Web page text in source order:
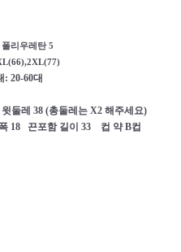
리우레탄 5
: 20-60대
둘레 38 (총둘레는 X2 해주세요)
18 끈포함 길이 33 컵 약 B컵